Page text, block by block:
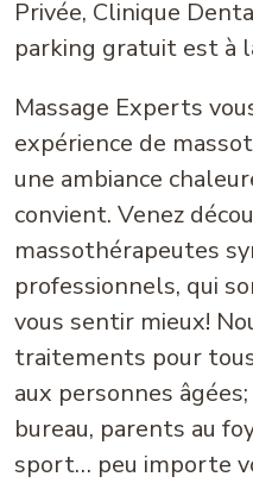
Privée, Clinique
parking gratuit est à
Massage Experts
expérience de
une ambiance
convient. Venez
massothérapeutes
professionnels, qui
vous sentir mieux!
traitements pour
aux personnes
bureau, parents au
sport… peu importe